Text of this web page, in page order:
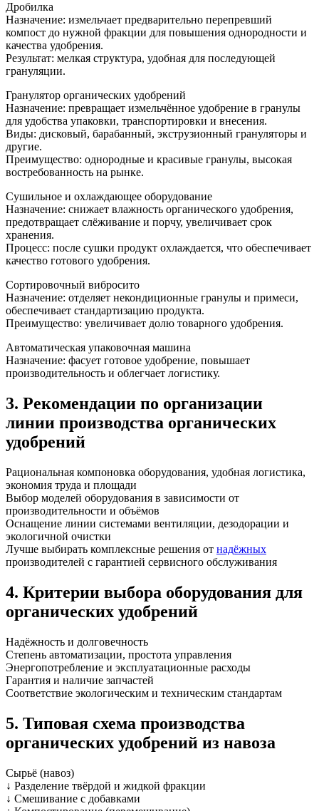
Дробилка
Назначение: измельчает предварительно перепревший
компост до нужной фракции для повышения однородности и
качества удобрения.
Результат: мелкая структура, удобная для последующей
грануляции.
Гранулятор органических удобрений
Назначение: превращает измельчённое удобрение в гранулы
для удобства упаковки, транспортировки и внесения.
Виды: дисковый, барабанный, экструзионный грануляторы и
другие.
Преимущество: однородные и красивыe гранулы, высокая
востребованность на рынке.
Сушильное и охлаждающее оборудование
Назначение: снижает влажность органического удобрения,
предотвращает слёживание и порчу, увеличивает срок
хранения.
Процесс: после сушки продукт охлаждается, что обеспечивает
качество готового удобрения.
Сортировочный вибросито
Назначение: отделяет некондиционные гранулы и примеси,
обеспечивает стандартизацию продукта.
Преимущество: увеличивает долю товарного удобрения.
Автоматическая упаковочная машина
Назначение: фасует готовое удобрение, повышает
производительность и облегчает логистику.
3. Рекомендации по организации
линии производства органических
удобрений
Рациональная компоновка оборудования, удобная логистика,
экономия труда и площади
Выбор моделей оборудования в зависимости от
производительности и объёмов
Оснащение линии системами вентиляции, дезодорации и
экологичной очистки
Лучше выбирать комплексные решения от надёжных
производителей с гарантией сервисного обслуживания
4. Критерии выбора оборудования для
органических удобрений
Надёжность и долговечность
Степень автоматизации, простота управления
Энергопотребление и эксплуатационные расходы
Гарантия и наличие запчастей
Соответствие экологическим и техническим стандартам
5. Типовая схема производства
органических удобрений из навоза
Сырьё (навоз)
↓ Разделение твёрдой и жидкой фракции
↓ Смешивание с добавками